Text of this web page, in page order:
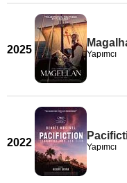
2025 Yapımcı
2022 Yapımcı